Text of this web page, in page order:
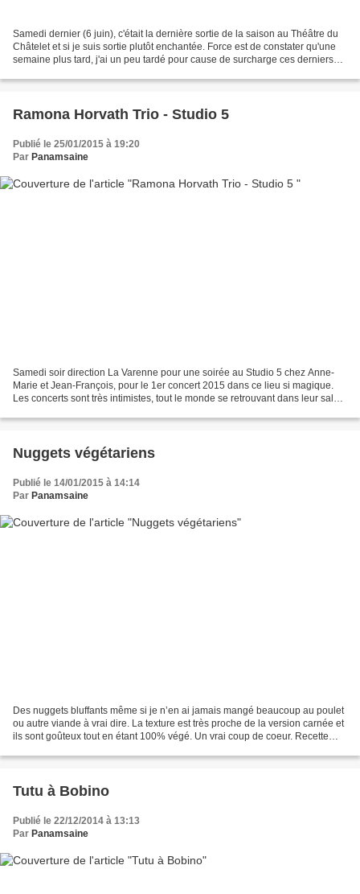
Samedi dernier (6 juin), c'était la dernière sortie de la saison au Théâtre du
Châtelet et si je suis sortie plutôt enchantée. Force est de constater qu'une
semaine plus tard, j'ai un peu tardé pour cause de surcharge ces derniers
Ramona Horvath Trio - Studio 5
Publié le 25/01/2015 à 19:20
Par Panamsaine
Samedi soir direction La Varenne pour une soirée au Studio 5 chez Anne-
Marie et Jean-François, pour le 1er concert 2015 dans ce lieu si magique.
Les concerts sont très intimistes, tout le monde se retrouvant dans leur salon
Nuggets végétariens
Publié le 14/01/2015 à 14:14
Par Panamsaine
Des nuggets bluffants même si je n’en ai jamais mangé beaucoup au poulet
ou autre viande à vrai dire. La texture est très proche de la version carnée et
ils sont goûteux tout en étant 100% végé. Un vrai coup de coeur. Recette
Tutu à Bobino
Publié le 22/12/2014 à 13:13
Par Panamsaine